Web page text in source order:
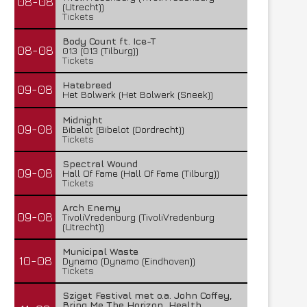
(Utrecht))
Tickets
08-08
Body Count ft. Ice-T
013 (013 (Tilburg))
Tickets
09-08
Hatebreed
Het Bolwerk (Het Bolwerk (Sneek))
09-08
Midnight
Bibelot (Bibelot (Dordrecht))
Tickets
09-08
Spectral Wound
Hall Of Fame (Hall Of Fame (Tilburg))
Tickets
09-08
Arch Enemy
TivoliVredenburg (TivoliVredenburg
(Utrecht))
10-08
Municipal Waste
Dynamo (Dynamo (Eindhoven))
Tickets
Sziget Festival met o.a. John Coffey,
Bring Me The Horizon, Health